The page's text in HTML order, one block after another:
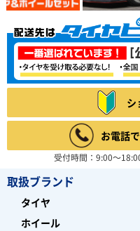
シ
お電話
受付時間：9:00～
取扱ブランド
タイヤ
ホイール